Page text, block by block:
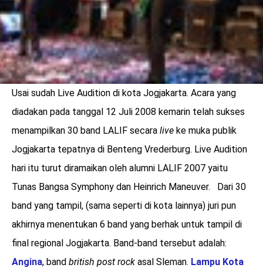
benefit
menarik
Usai sudah Live Audition di kota Jogjakarta. Acara yang
diadakan pada tanggal 12 Juli 2008 kemarin telah sukses
menampilkan 30 band LALIF secara live ke muka publik
Jogjakarta tepatnya di Benteng Vrederburg. Live Audition
hari itu turut diramaikan oleh alumni LALIF 2007 yaitu
Tunas Bangsa Symphony dan Heinrich Maneuver. Dari 30
band yang tampil, (sama seperti di kota lainnya) juri pun
akhirnya menentukan 6 band yang berhak untuk tampil di
final regional Jogjakarta. Band-band tersebut adalah:
Angina, band british post rock asal Sleman. Lampu Kota